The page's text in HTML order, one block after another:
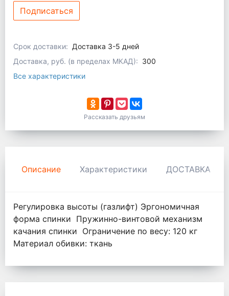
Подписаться
Срок доставки: Доставка 3-5 дней
Доставка, руб. (в пределах МКАД): 300
Все характеристики
Рассказать друзьям
Описание Характеристики ДОСТАВКА И
Регулировка высоты (газлифт) Эргономичная
форма спинки Пружинно-винтовой механизм
качания спинки Ограничение по весу: 120 кг
Материал обивки: ткань